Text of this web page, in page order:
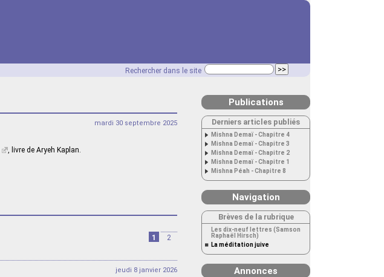
Rechercher dans le site
mardi 30 septembre 2025
, livre de Aryeh Kaplan.
1 2
jeudi 8 janvier 2026
Publications
Derniers articles publiés
Mishna Demaï - Chapitre 4
Mishna Demaï - Chapitre 3
Mishna Demaï - Chapitre 2
Mishna Demaï - Chapitre 1
Mishna Péah - Chapitre 8
Navigation
Brèves de la rubrique
Les dix-neuf lettres (Samson
Raphaël Hirsch)
La méditation juive
Annonces